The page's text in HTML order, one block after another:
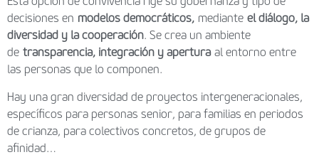
decisiones en modelos democráticos, mediante el diálogo, la
diversidad y la cooperación. Se crea un ambiente
de transparencia, integración y aperturaal entorno entre
las personas que lo componen.
Hay una gran diversidad de proyectos intergeneracionales,
específicos para personas senior, para familias en periodos
de crianza, para colectivos concretos, de grupos de
afinidad…